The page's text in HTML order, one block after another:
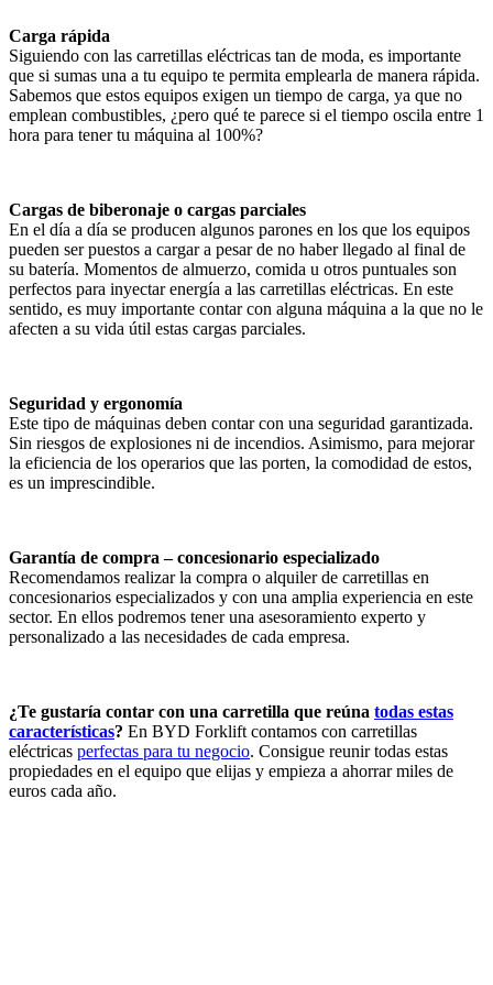
Carga rápida
Siguiendo con las carretillas eléctricas tan de moda, es importante
que si sumas una a tu equipo te permita emplearla de manera rápida.
Sabemos que estos equipos exigen un tiempo de carga, ya que no
emplean combustibles, ¿pero qué te parece si el tiempo oscila entre 1
hora para tener tu máquina al 100%?
Cargas de biberonaje o cargas parciales
En el día a día se producen algunos parones en los que los equipos
pueden ser puestos a cargar a pesar de no haber llegado al final de
su batería. Momentos de almuerzo, comida u otros puntuales son
perfectos para inyectar energía a las carretillas eléctricas. En este
sentido, es muy importante contar con alguna máquina a la que no le
afecten a su vida útil estas cargas parciales.
Seguridad y ergonomía
Este tipo de máquinas deben contar con una seguridad garantizada.
Sin riesgos de explosiones ni de incendios. Asimismo, para mejorar
la eficiencia de los operarios que las porten, la comodidad de estos,
es un imprescindible.
Garantía de compra – concesionario especializado
Recomendamos realizar la compra o alquiler de carretillas en
concesionarios especializados y con una amplia experiencia en este
sector. En ellos podremos tener una asesoramiento experto y
personalizado a las necesidades de cada empresa.
¿Te gustaría contar con una carretilla que reúna todas estas
características? En BYD Forklift contamos con carretillas
eléctricas perfectas para tu negocio. Consigue reunir todas estas
propiedades en el equipo que elijas y empieza a ahorrar miles de
euros cada año.